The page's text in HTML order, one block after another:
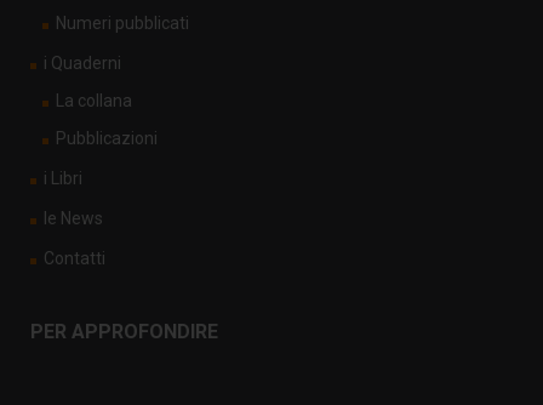
Numeri pubblicati
i Quaderni
La collana
Pubblicazioni
i Libri
le News
Contatti
PER APPROFONDIRE